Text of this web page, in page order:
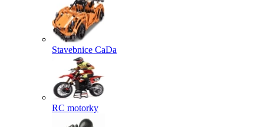
Stavebnice CaDa
RC motorky